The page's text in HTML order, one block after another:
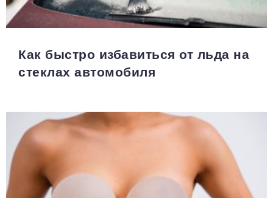
Как быстро избавиться от льда на
стеклах автомобиля